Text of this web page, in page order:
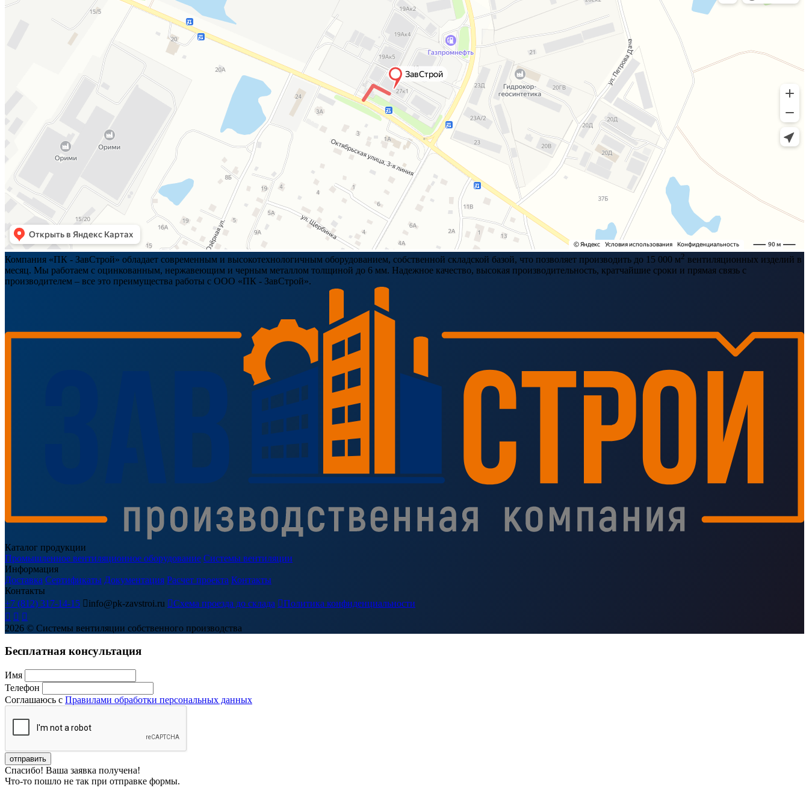
Компания «ПК - ЗавСтрой» обладает современным и высокотехнологичным оборудованием, собственной складской базой, что позволяет производить до 15 000 м2 вентиляционных изделий в
месяц. Мы работаем с оцинкованным, нержавеющим и черным металлом толщиной до 6 мм. Надежное качество, высокая производительность, кратчайшие сроки и прямая связь с
производителем – все это преимущества работы с ООО «ПК - ЗавСтрой».
Каталог продукции
Промышленное вентиляционное оборудование Системы вентиляции
Информация
Доставка Сертификаты Документация Расчет проекта Контакты
Контакты
+7 (812) 317-14-15  info@pk-zavstroi.ru Схема проезда до склада Политика конфиденциальности
  
2026 © Системы вентиляции собственного производства
Бесплатная консультация
Имя
Телефон
Соглашаюсь с Правилами обработки персональных данных
Спасибо! Ваша заявка получена!
Что-то пошло не так при отправке формы.